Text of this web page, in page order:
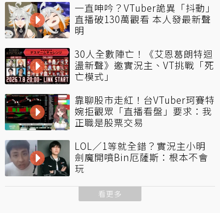
一直呻吟？VTuber詭異「抖動」
直播破130萬觀看 本人發最新聲
明
30人全數陣亡！《艾恩葛朗特迴
盪新聲》邀實況主、VT挑戰「死
亡模式」
靠聊股市走紅！台VTuber珂賽特
婉拒觀眾「直播看盤」要求：我
正職是股票交易
LOL／1等就全錯？實況主小明
劍魔開噴Bin厄薩斯：根本不會
玩
看更多